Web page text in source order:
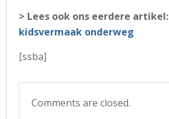
> Lees ook ons eerdere artikel:
kidsvermaak onderweg
[ssba]
Comments are closed.